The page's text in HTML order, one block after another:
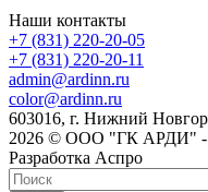
Наши контакты
+7 (831) 220-20-05
+7 (831) 220-20-11
admin@ardinn.ru
color@ardinn.ru
603016, г. Нижний
2026 © ООО "ГК АРДИ" -
Разработка Аспро